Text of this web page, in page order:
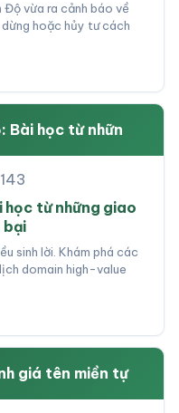
Độ vừa ra cảnh báo về
hoặc hủy tư cách
Bài học từ nhữn
học từ những giao
bại
sinh lời. Khám phá các
domain high-value
giá tên miền tự